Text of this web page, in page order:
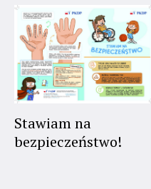
Stawiam na
bezpieczeństwo!